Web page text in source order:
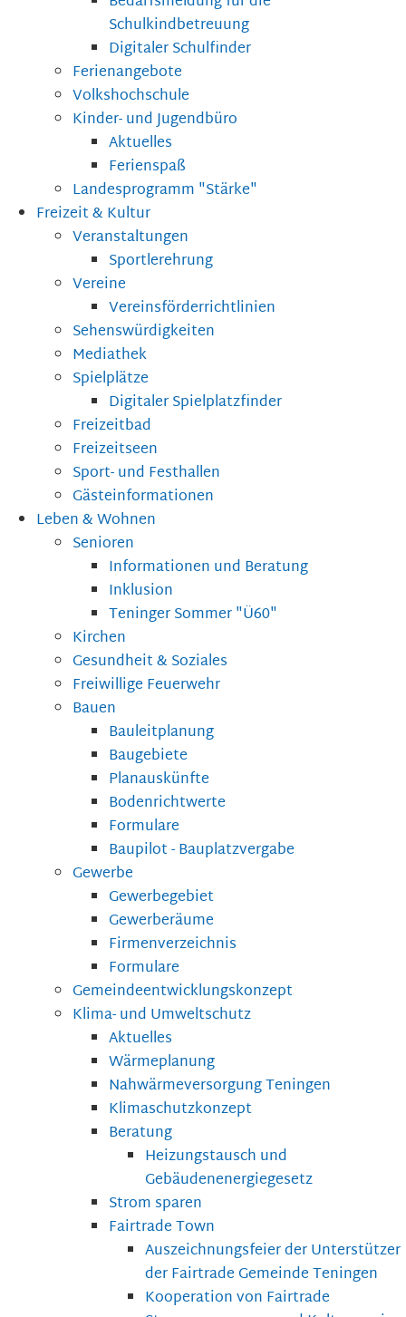
Schulkindbetreuung
Digitaler Schulfinder
Ferienangebote
Volkshochschule
Kinder- und Jugendbüro
Aktuelles
Ferienspaß
Landesprogramm "Stärke"
Freizeit & Kultur
Veranstaltungen
Sportlerehrung
Vereine
Vereinsförderrichtlinien
Sehenswürdigkeiten
Mediathek
Spielplätze
Digitaler Spielplatzfinder
Freizeitbad
Freizeitseen
Sport- und Festhallen
Gästeinformationen
Leben & Wohnen
Senioren
Informationen und Beratung
Inklusion
Teninger Sommer "Ü60"
Kirchen
Gesundheit & Soziales
Freiwillige Feuerwehr
Bauen
Bauleitplanung
Baugebiete
Planauskünfte
Bodenrichtwerte
Formulare
Baupilot - Bauplatzvergabe
Gewerbe
Gewerbegebiet
Gewerberäume
Firmenverzeichnis
Formulare
Gemeindeentwicklungskonzept
Klima- und Umweltschutz
Aktuelles
Wärmeplanung
Nahwärmeversorgung Teningen
Klimaschutzkonzept
Beratung
Heizungstausch und
Gebäudenenergiegesetz
Strom sparen
Fairtrade Town
Auszeichnungsfeier der Unterstützer
der Fairtrade Gemeinde Teningen
Kooperation von Fairtrade